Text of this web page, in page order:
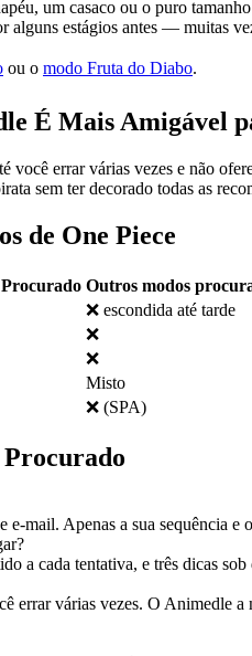
um casaco ou o puro
estágios antes — muitas
ou o modo Fruta do Diabo.
É Mais Amigável
você errar várias vezes e não
sem ter decorado todas as
de One Piece
Outros modos
❌ escondida até tarde
❌
❌
Misto
❌ (SPA)
Procurado
e-mail. Apenas a sua sequência
a cada tentativa, e três dicas
errar várias vezes. O Animedle